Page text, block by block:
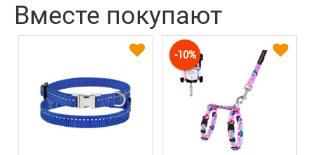
Вместе покупают
-10%